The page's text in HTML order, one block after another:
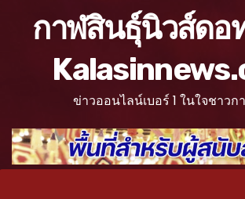
กาฬสินธุ์นิวส์ดอ
ข่าวออนไลน์เบอร์ 1 ในใจชาว